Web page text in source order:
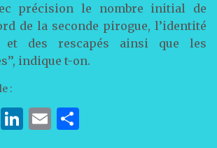
précision le nombre initial de
de la seconde pirogue, l’identité
et des rescapés ainsi que les
indique t-on.
:
X
Li E